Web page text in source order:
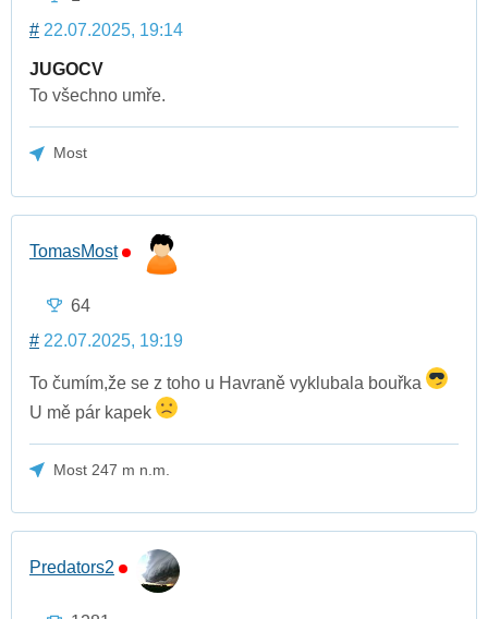
# 22.07.2025, 19:14
JUGOCV
To všechno umře.
Most
TomasMost
64
# 22.07.2025, 19:19
To čumím,že se z toho u Havraně vyklubala bouřka
U mě pár kapek
Most 247 m n.m.
Predators2